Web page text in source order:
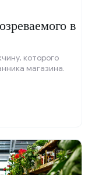
в
которого
магазина.